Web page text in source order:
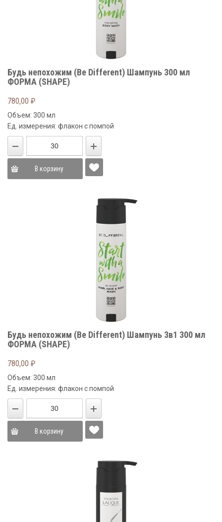
Будь непохожим (Be Different) Шампунь 300 мл
ФОРМА (SHAPE)
780,00 ₽
Объем: 300 мл
Ед. измерения: флакон с помпой
В корзину
Будь непохожим (Be Different) Шампунь 3в1 300 мл
ФОРМА (SHAPE)
780,00 ₽
Объем: 300 мл
Ед. измерения: флакон с помпой
В корзину